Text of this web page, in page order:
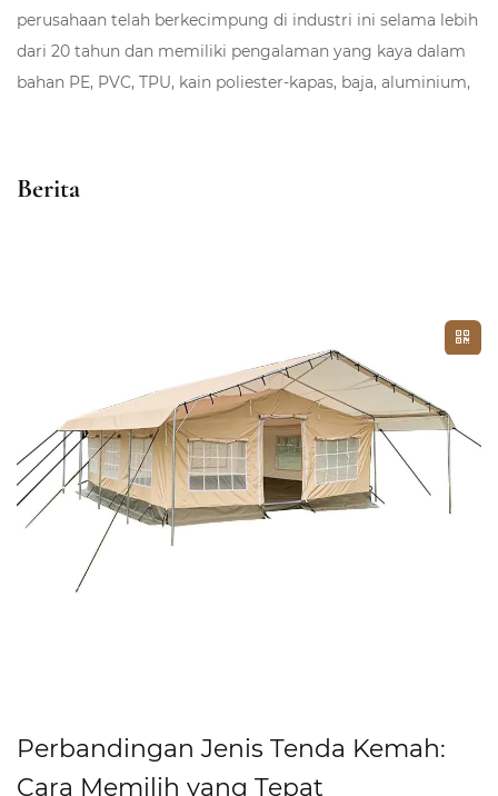
perusahaan telah berkecimpung di industri ini selama lebih
dari 20 tahun dan memiliki pengalaman yang kaya dalam
bahan PE, PVC, TPU, kain poliester-kapas, baja, aluminium,
supermarket. Sebagai seorang profesional
dan wilayah termasuk Jerman, Amerika Serikat, Jepang,
Inggris, Spanyol, Italia, Kanada, Chili, dll. Pelanggannya
termasuk badan-badan PBB, organisasi kemanusiaan, dan
banyak supermarket terkenal.
Berita
Tenda Kemah:
Tepat
Cara